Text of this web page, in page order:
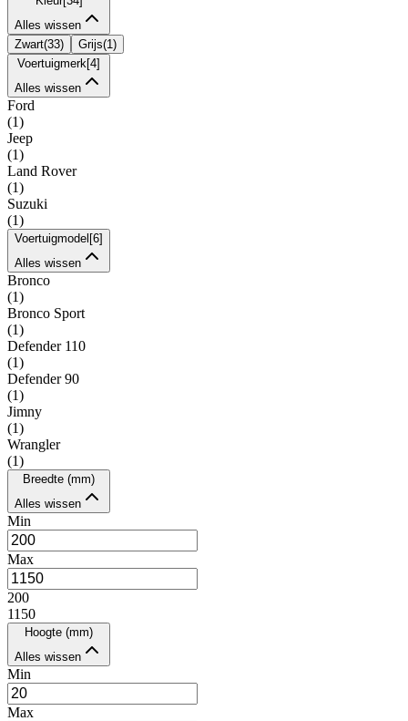
Alles wissen
Zwart(33) Grijs(1)
Voertuigmerk[4]
Alles wissen
Ford
(1)
Jeep
(1)
Land Rover
(1)
Suzuki
(1)
Voertuigmodel[6]
Alles wissen
Bronco
(1)
Bronco Sport
(1)
Defender 110
(1)
Defender 90
(1)
Jimny
(1)
Wrangler
(1)
Breedte (mm)
Alles wissen
Min
Max
200
1150
Hoogte (mm)
Alles wissen
Min
Max